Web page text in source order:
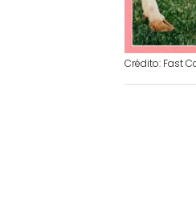
Crédito: Fast